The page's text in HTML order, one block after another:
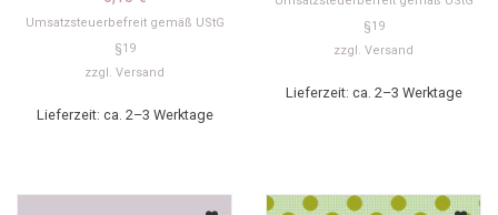
Umsatzsteuerbefreit gemäß UStG
§19
zzgl. Versand
Lieferzeit: ca. 2–3 Werktage
§19
zzgl. Versand
Lieferzeit: ca. 2–3 Werktage